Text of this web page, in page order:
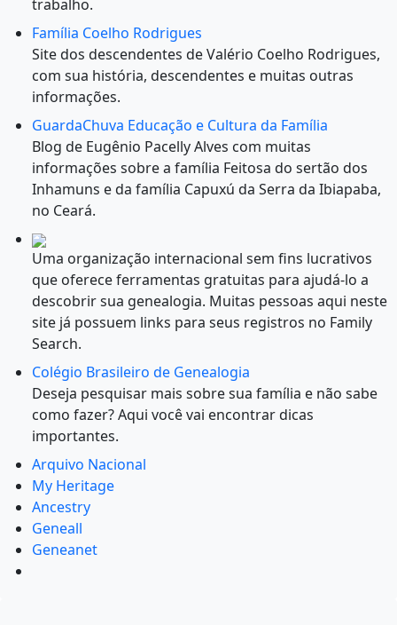
trabalho.
Família Coelho Rodrigues
Site dos descendentes de Valério Coelho Rodrigues,
com sua história, descendentes e muitas outras
informações.
GuardaChuva Educação e Cultura da Família
Blog de Eugênio Pacelly Alves com muitas
informações sobre a família Feitosa do sertão dos
Inhamuns e da família Capuxú da Serra da Ibiapaba,
no Ceará.
Uma organização internacional sem fins lucrativos
que oferece ferramentas gratuitas para ajudá-lo a
descobrir sua genealogia. Muitas pessoas aqui neste
site já possuem links para seus registros no Family
Search.
Colégio Brasileiro de Genealogia
Deseja pesquisar mais sobre sua família e não sabe
como fazer? Aqui você vai encontrar dicas
importantes.
Arquivo Nacional
My Heritage
Ancestry
Geneall
Geneanet